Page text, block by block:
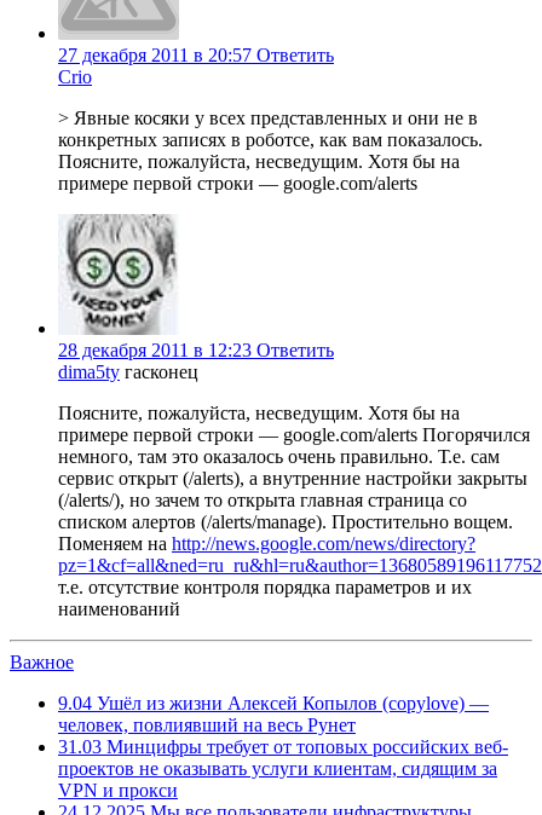
27 декабря 2011 в 20:57 Ответить
Crio
> Явные косяки у всех представленных и они не в
конкретных записях в роботсе, как вам показалось.
Поясните, пожалуйста, несведущим. Хотя бы на
примере первой строки — google.com/alerts
28 декабря 2011 в 12:23 Ответить
dima5ty гасконец
Поясните, пожалуйста, несведущим. Хотя бы на
примере первой строки — google.com/alerts Погорячился
немного, там это оказалось очень правильно. Т.е. сам
сервис открыт (/alerts), а внутренние настройки закрыты
(/alerts/), но зачем то открыта главная страница со
списком алертов (/alerts/manage). Простительно вощем.
Поменяем на http://news.google.com/news/directory?
т.е. отсутствие контроля порядка параметров и их
наименований
Важное
9.04 Ушёл из жизни Алексей Копылов (copylove) —
человек, повлиявший на весь Рунет
31.03 Минцифры требует от топовых российских веб-
проектов не оказывать услуги клиентам, сидящим за
VPN и прокси